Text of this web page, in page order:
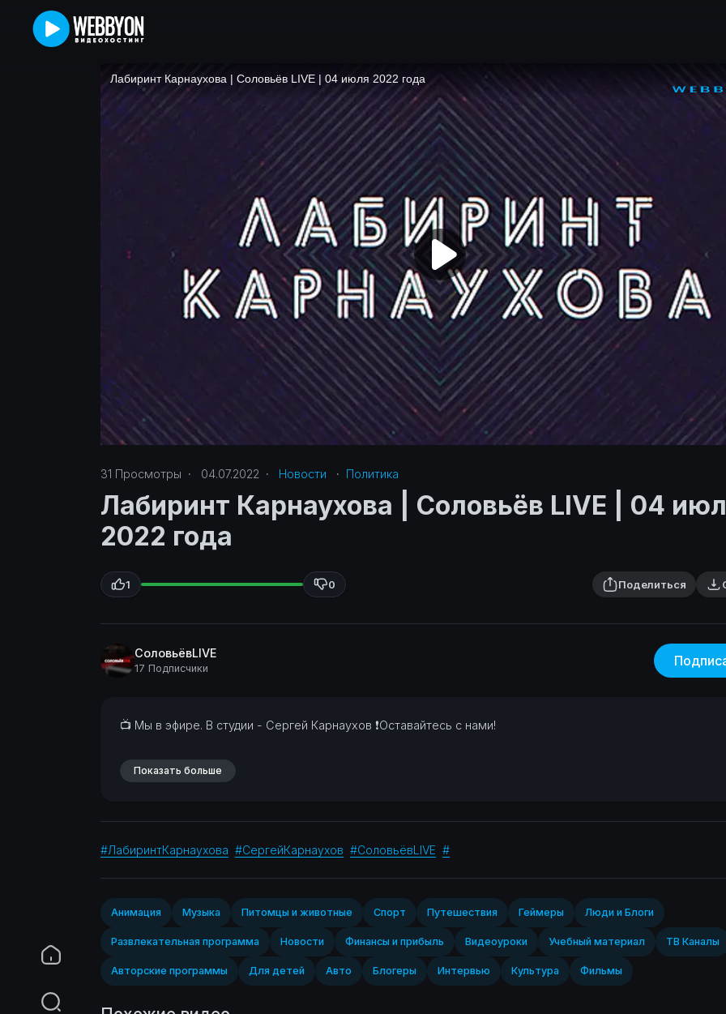
31 Просмотры · 04.07.2022 · Новости · Политика‎
Лабиринт Карнаухова | Соловьёв LIVE | 04
2022 года
1 0 Поделиться
СоловьёвLIVE
17 Подписчики
⁣📺 Мы в эфире. В студии - Сергей Карнаухов ❗Оставайтесь с нами!
Показать больше
#ЛабиринтКарнаухова #СергейКарнаухов #СоловьёвLIVE #
Анимация Музыка Питомцы и животные Спорт‎ Путешествия Геймеры Люди и Блоги
Развлекательная программа Новости Финансы и прибыль Видеоуроки Учебный материал ТВ Каналы
Авторские программы Для детей Авто Блогеры Интервью Культура Фильмы